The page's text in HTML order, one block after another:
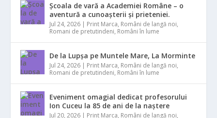
Școala de vară a Academiei Române – o
aventură a cunoașterii și prieteniei.
Jul 24, 2026 | Print Marca, Români de langă noi,
Romani de pretutindeni, Români în lume
De la Lupșa pe Muntele Mare, La Morminte
Jul 24, 2026 | Print Marca, Români de langă noi,
Romani de pretutindeni, Români în lume
Eveniment omagial dedicat profesorului
Ion Cuceu la 85 de ani de la naștere
Jul 20, 2026 | Print Marca, Români de langă noi,